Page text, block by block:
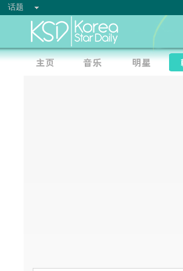
话题